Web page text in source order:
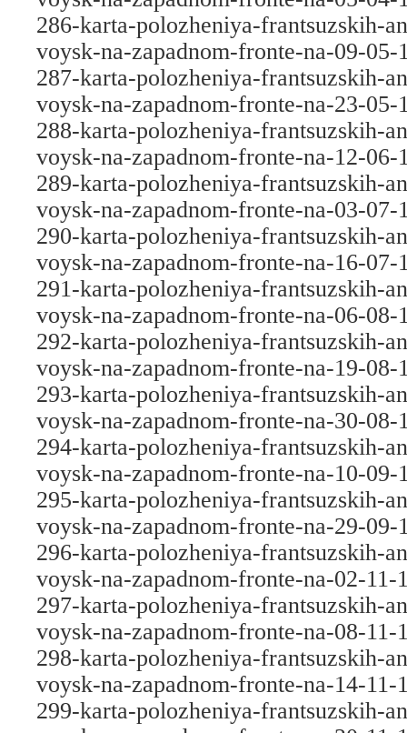
286-karta-polozheniya-frantsuzskih-
voysk-na-zapadnom-fronte-na-09-05-
287-karta-polozheniya-frantsuzskih-
voysk-na-zapadnom-fronte-na-23-05-
288-karta-polozheniya-frantsuzskih-
voysk-na-zapadnom-fronte-na-12-06-
289-karta-polozheniya-frantsuzskih-
voysk-na-zapadnom-fronte-na-03-07-
290-karta-polozheniya-frantsuzskih-
voysk-na-zapadnom-fronte-na-16-07-
291-karta-polozheniya-frantsuzskih-
voysk-na-zapadnom-fronte-na-06-08-
292-karta-polozheniya-frantsuzskih-
voysk-na-zapadnom-fronte-na-19-08-
293-karta-polozheniya-frantsuzskih-
voysk-na-zapadnom-fronte-na-30-08-
294-karta-polozheniya-frantsuzskih-
voysk-na-zapadnom-fronte-na-10-09-
295-karta-polozheniya-frantsuzskih-
voysk-na-zapadnom-fronte-na-29-09-
296-karta-polozheniya-frantsuzskih-
voysk-na-zapadnom-fronte-na-02-11-
297-karta-polozheniya-frantsuzskih-
voysk-na-zapadnom-fronte-na-08-11-
298-karta-polozheniya-frantsuzskih-
voysk-na-zapadnom-fronte-na-14-11-
299-karta-polozheniya-frantsuzskih-